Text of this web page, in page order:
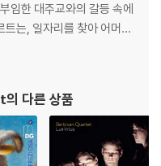
임한 대주교와의 갈등 속에
는, 일자리를 찾아 어머니
. 그러나 그를 기다리고 있
서 마주한 어머니의 비극
친구
의 다른 상품